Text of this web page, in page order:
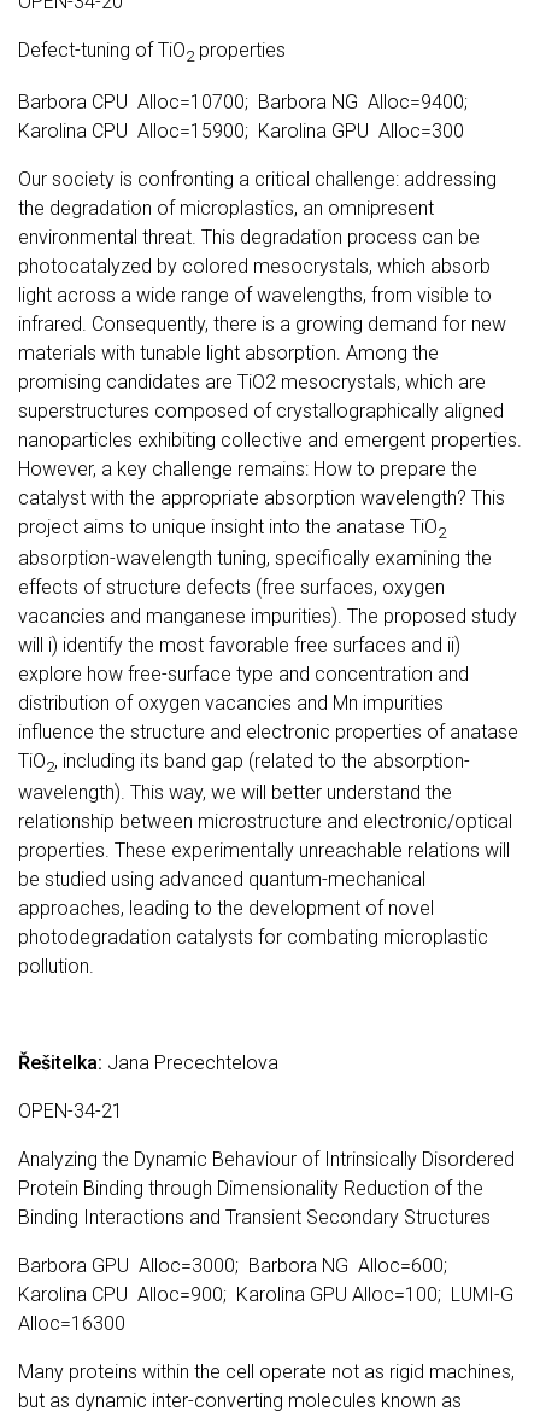
Defect-tuning of TiO2 properties
Barbora CPU Alloc=10700; Barbora NG Alloc=9400;
Karolina CPU Alloc=15900; Karolina GPU Alloc=300
Our society is confronting a critical challenge: addressing
the degradation of microplastics, an omnipresent
environmental threat. This degradation process can be
photocatalyzed by colored mesocrystals, which absorb
light across a wide range of wavelengths, from visible to
infrared. Consequently, there is a growing demand for new
materials with tunable light absorption. Among the
promising candidates are TiO2 mesocrystals, which are
superstructures composed of crystallographically aligned
nanoparticles exhibiting collective and emergent properties.
However, a key challenge remains: How to prepare the
catalyst with the appropriate absorption wavelength? This
project aims to unique insight into the anatase TiO2
absorption-wavelength tuning, specifically examining the
effects of structure defects (free surfaces, oxygen
vacancies and manganese impurities). The proposed study
will i) identify the most favorable free surfaces and ii)
explore how free-surface type and concentration and
distribution of oxygen vacancies and Mn impurities
influence the structure and electronic properties of anatase
TiO2, including its band gap (related to the absorption-
wavelength). This way, we will better understand the
relationship between microstructure and electronic/optical
properties. These experimentally unreachable relations will
be studied using advanced quantum-mechanical
approaches, leading to the development of novel
photodegradation catalysts for combating microplastic
pollution.
Řešitelka: Jana Precechtelova
OPEN-34-21
Analyzing the Dynamic Behaviour of Intrinsically Disordered
Protein Binding through Dimensionality Reduction of the
Binding Interactions and Transient Secondary Structures
Barbora GPU Alloc=3000; Barbora NG Alloc=600;
Karolina CPU Alloc=900; Karolina GPU Alloc=100; LUMI-G
Alloc=16300
Many proteins within the cell operate not as rigid machines,
but as dynamic inter-converting molecules known as